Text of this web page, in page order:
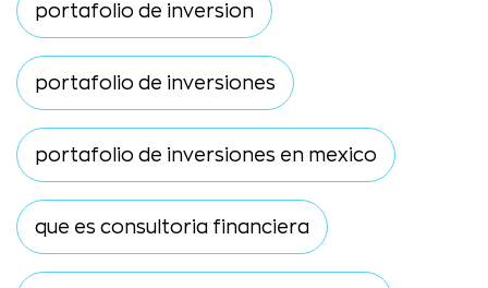
portafolio de inversion
portafolio de inversiones
portafolio de inversiones en mexico
que es consultoria financiera